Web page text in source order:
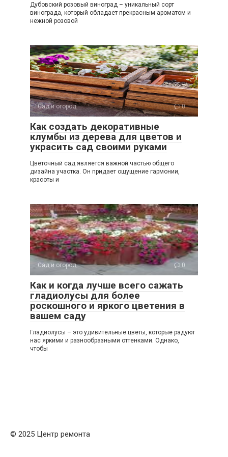
Дубовский розовый виноград – уникальный сорт
винограда, который обладает прекрасным ароматом и
нежной розовой
Сад и огород 0
Как создать декоративные
клумбы из дерева для цветов и
украсить сад своими руками
Цветочный сад является важной частью общего
дизайна участка. Он придает ощущение гармонии,
красоты и
Сад и огород 0
Как и когда лучше всего сажать
гладиолусы для более
роскошного и яркого цветения в
вашем саду
Гладиолусы – это удивительные цветы, которые радуют
нас яркими и разнообразными оттенками. Однако,
чтобы
© 2025 Центр ремонта